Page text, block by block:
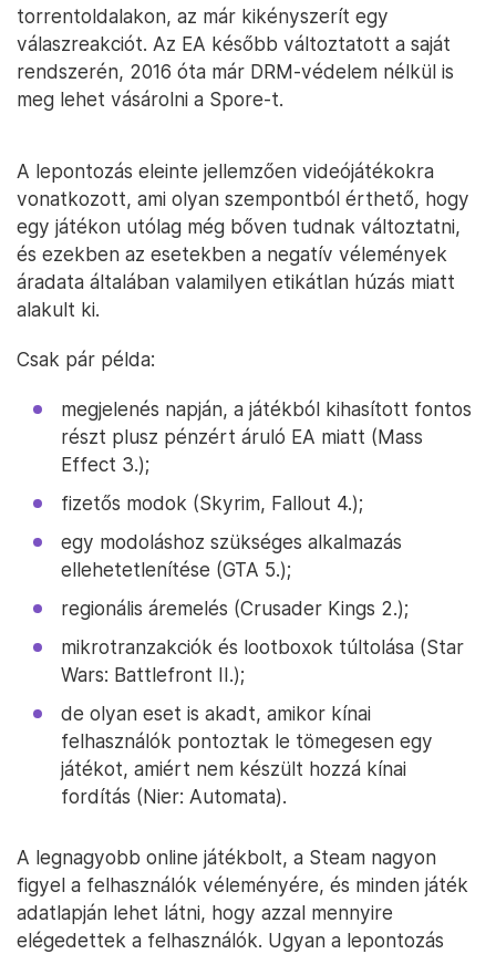
torrentoldalakon, az már kikényszerít egy
válaszreakciót. Az EA később változtatott a saját
rendszerén, 2016 óta már DRM-védelem nélkül is
meg lehet vásárolni a Spore-t.
A lepontozás eleinte jellemzően videójátékokra
vonatkozott, ami olyan szempontból érthető, hogy
egy játékon utólag még bőven tudnak változtatni,
és ezekben az esetekben a negatív vélemények
áradata általában valamilyen etikátlan húzás miatt
alakult ki.
Csak pár példa:
megjelenés napján, a játékból kihasított fontos
részt plusz pénzért áruló EA miatt (Mass
Effect 3.);
fizetős modok (Skyrim, Fallout 4.);
egy modoláshoz szükséges alkalmazás
ellehetetlenítése (GTA 5.);
regionális áremelés (Crusader Kings 2.);
mikrotranzakciók és lootboxok túltolása (Star
Wars: Battlefront II.);
de olyan eset is akadt, amikor kínai
felhasználók pontoztak le tömegesen egy
játékot, amiért nem készült hozzá kínai
fordítás (Nier: Automata).
A legnagyobb online játékbolt, a Steam nagyon
figyel a felhasználók véleményére, és minden játék
adatlapján lehet látni, hogy azzal mennyire
elégedettek a felhasználók. Ugyan a lepontozás